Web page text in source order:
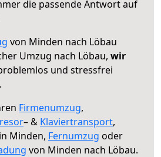
die passende Antwort auf
von Minden nach Löbau
Umzug nach Löbau, wir
und stressfrei
Firmenumzug,
– & Klaviertransport,
in Minden, Fernumzug oder
von Minden nach Löbau.